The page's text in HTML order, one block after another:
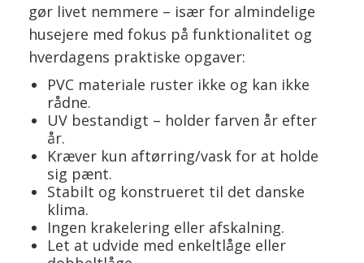
gør livet nemmere – især for almindelige
husejere med fokus på funktionalitet og
hverdagens praktiske opgaver:
PVC materiale ruster ikke og kan ikke
rådne.
UV bestandigt – holder farven år efter
år.
Kræver kun aftørring/vask for at holde
sig pænt.
Stabilt og konstrueret til det danske
klima.
Ingen krakelering eller afskalning.
Let at udvide med enkeltlåge eller